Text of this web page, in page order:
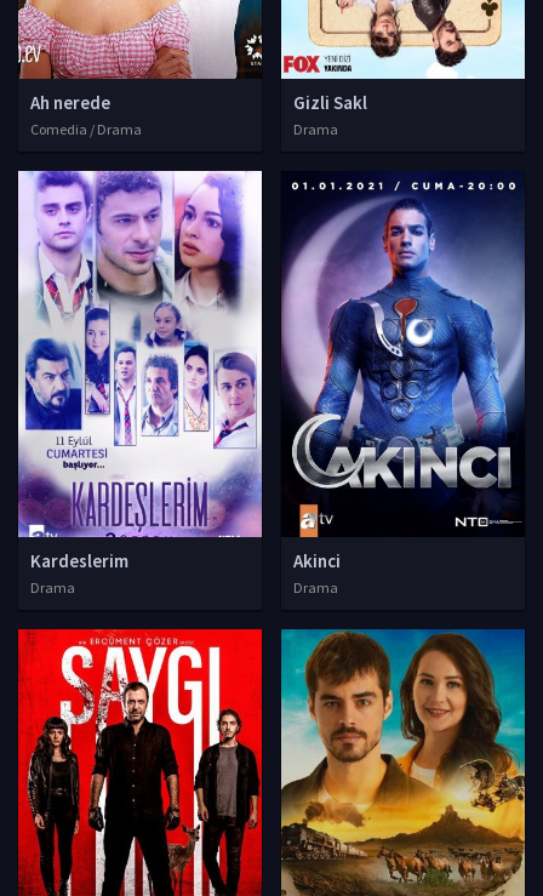
Ah nerede
Comedia / Drama
Gizli Sakl
Drama
Kardeslerim
Drama
Akinci
Drama